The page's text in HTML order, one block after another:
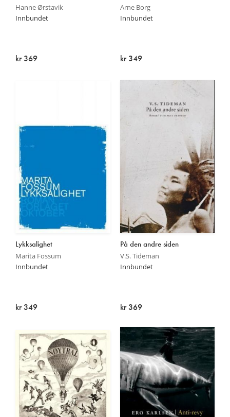
Hanne Ørstavik
Innbundet
kr 369
Arne Borg
Innbundet
kr 349
Lykksalighet
Marita Fossum
Innbundet
kr 349
På den andre siden
V.S. Tideman
Innbundet
kr 369